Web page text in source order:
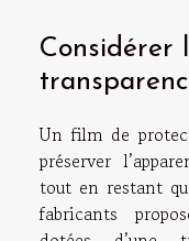
Considérer
Un film de
préserver
tout en restant
fabricants